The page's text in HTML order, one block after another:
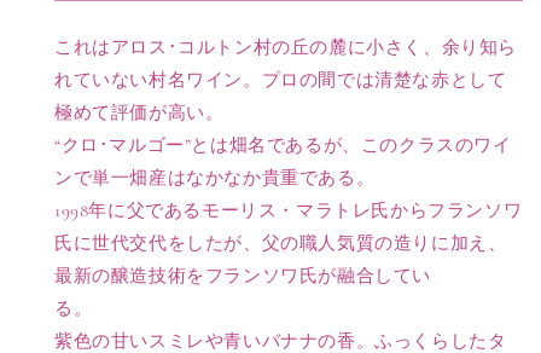
か
販
売
で
き
ま
せ
ん
レ
ボ
ー
ヌ ”ク
ロ
マ
ル
ゴ
ー”の
量
レ
ボ
ヌ ”ク
ロ
マ
ル
ゴ
ー”の
量
これはアロス･コルトン村の丘の麓に小さく、余り知ら
れていない村名ワイン。プロの間では清楚な赤として
極めて評価が高い。
“クロ･マルゴー”とは畑名であるが、このクラスのワイ
ンで単一畑産はなかなか貴重である。
1998年に父であるモーリス・マラトレ氏からフランソワ
氏に世代交代をしたが、父の職人気質の造りに加え、
最新の醸造技術をフランソワ氏が融合してい
る。
紫色の甘いスミレや青いバナナの香。ふっくらしたタ